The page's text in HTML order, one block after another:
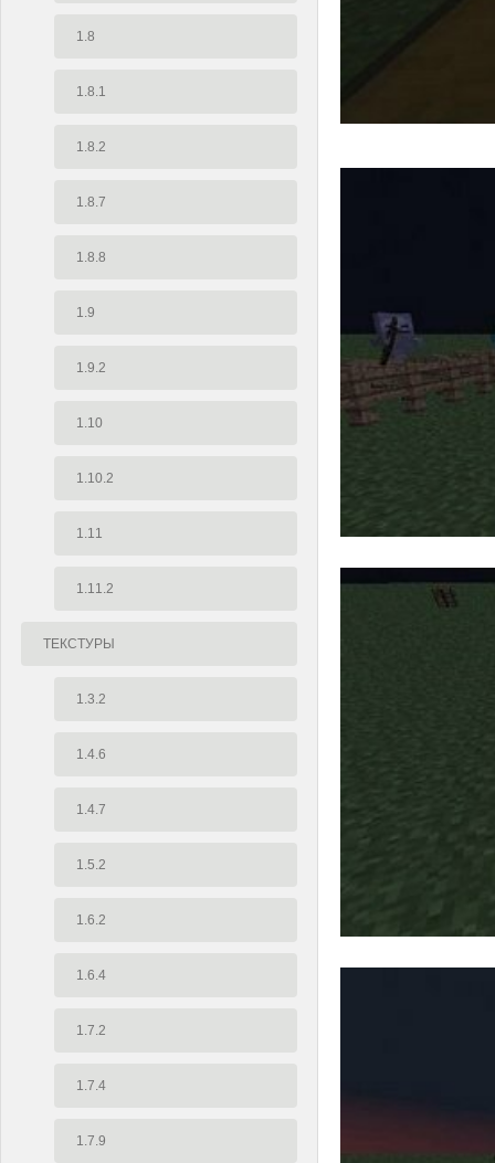
1.8
1.8.1
1.8.2
1.8.7
1.8.8
1.9
1.9.2
1.10
1.10.2
1.11
1.11.2
ТЕКСТУРЫ
1.3.2
1.4.6
1.4.7
1.5.2
1.6.2
1.6.4
1.7.2
1.7.4
1.7.9